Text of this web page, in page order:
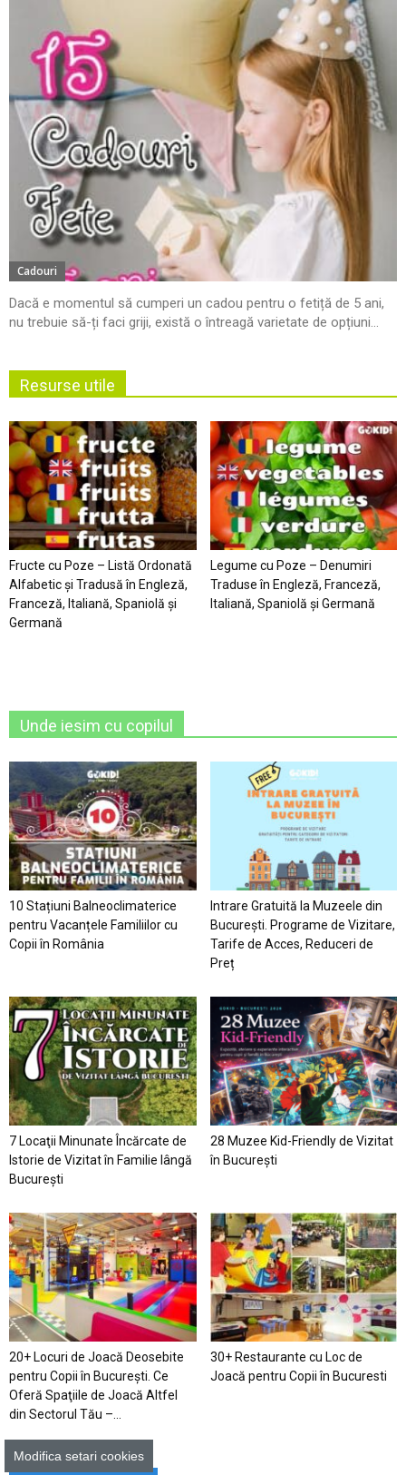
Cadouri
Dacă e momentul să cumperi un cadou pentru o fetiță de 5 ani,
nu trebuie să-ți faci griji, există o întreagă varietate de opțiuni...
Resurse utile
Fructe cu Poze – Listă Ordonată
Alfabetic şi Tradusă în Engleză,
Franceză, Italiană, Spaniolă şi
Germană
Legume cu Poze – Denumiri
Traduse în Engleză, Franceză,
Italiană, Spaniolă şi Germană
Unde iesim cu copilul
10 Stațiuni Balneoclimaterice
pentru Vacanțele Familiilor cu
Copii în România
Intrare Gratuită la Muzeele din
București. Programe de Vizitare,
Tarife de Acces, Reduceri de
Preț
7 Locaţii Minunate Încărcate de
Istorie de Vizitat în Familie lângă
București
28 Muzee Kid-Friendly de Vizitat
în București
20+ Locuri de Joacă Deosebite
pentru Copii în Bucureşti. Ce
Oferă Spaţiile de Joacă Altfel
din Sectorul Tău –...
30+ Restaurante cu Loc de
Joacă pentru Copii în Bucuresti
Modifica setari cookies